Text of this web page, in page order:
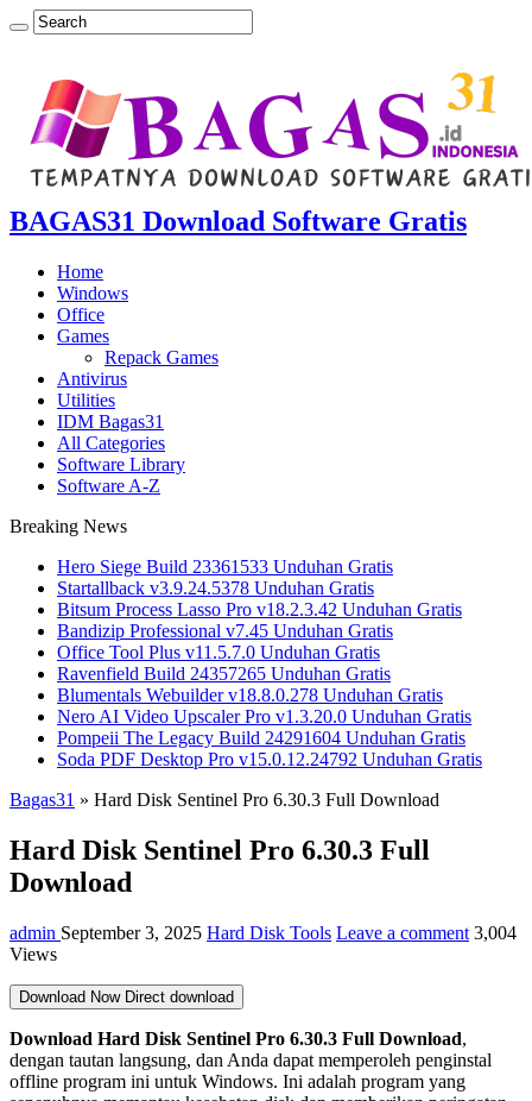
BAGAS31 Download Software Gratis
Home
Windows
Office
Games
Repack Games
Antivirus
Utilities
IDM Bagas31
All Categories
Software Library
Software A-Z
Breaking News
Hero Siege Build 23361533 Unduhan Gratis
Startallback v3.9.24.5378 Unduhan Gratis
Bitsum Process Lasso Pro v18.2.3.42 Unduhan Gratis
Bandizip Professional v7.45 Unduhan Gratis
Office Tool Plus v11.5.7.0 Unduhan Gratis
Ravenfield Build 24357265 Unduhan Gratis
Blumentals Webuilder v18.8.0.278 Unduhan Gratis
Nero AI Video Upscaler Pro v1.3.20.0 Unduhan Gratis
Pompeii The Legacy Build 24291604 Unduhan Gratis
Soda PDF Desktop Pro v15.0.12.24792 Unduhan Gratis
Bagas31 » Hard Disk Sentinel Pro 6.30.3 Full Download
Hard Disk Sentinel Pro 6.30.3 Full
Download
admin September 3, 2025 Hard Disk Tools Leave a comment 3,004
Views
Download Now Direct download
Download Hard Disk Sentinel Pro 6.30.3 Full Download,
dengan tautan langsung, dan Anda dapat memperoleh penginstal
offline program ini untuk Windows. Ini adalah program yang